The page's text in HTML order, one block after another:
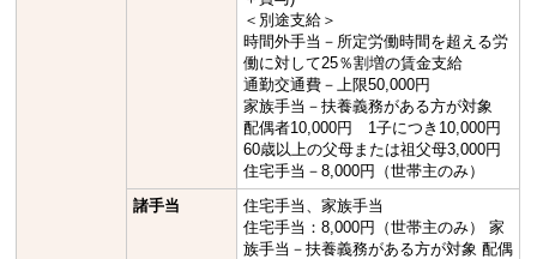
＜別途支給＞
時間外手当－所定労働時間を超える労
働に対して25％割増の賃金支給
通勤交通費－上限50,000円
家族手当－扶養義務がある方が対象
配偶者10,000円 1子につき10,000円
60歳以上の父母または祖父母3,000円
住宅手当－8,000円（世帯主のみ）
諸手当
住宅手当、家族手当
住宅手当：8,000円（世帯主のみ） 家
族手当－扶養義務がある方が対象 配偶